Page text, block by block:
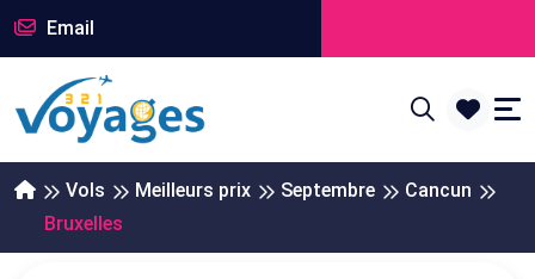
Email
Vols Meilleurs prix Septembre
Cancun
Bruxelles